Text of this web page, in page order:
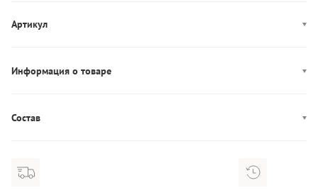
Артикул
Информация о товаре
Состав